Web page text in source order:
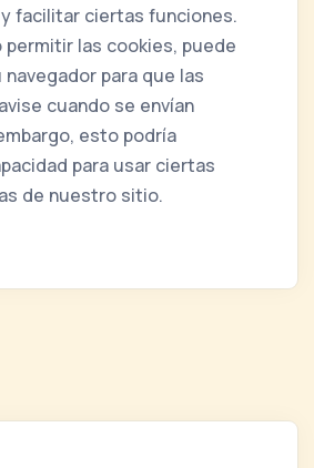
facilitar ciertas funciones.
permitir las cookies, puede
para que las
cuando se envían
esto podría
para usar ciertas
de nuestro sitio.